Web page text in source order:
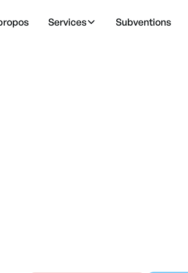
Services Subventions